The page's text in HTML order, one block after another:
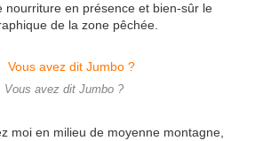
nourriture en présence et bien-sûr le
de la zone pêchée.
Vous avez dit Jumbo ?
moi en milieu de moyenne montagne,